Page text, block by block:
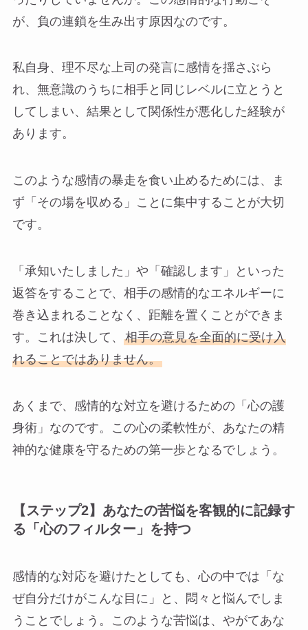
が、負の連鎖を生み出す原因なのです。
私自身、理不尽な上司の発言に感情を揺さぶら
れ、無意識のうちに相手と同じレベルに立とうと
してしまい、結果として関係性が悪化した経験が
あります。
このような感情の暴走を食い止めるためには、ま
ず「その場を収める」ことに集中することが大切
です。
「承知いたしました」や「確認します」といった
返答をすることで、相手の感情的なエネルギーに
巻き込まれることなく、距離を置くことができま
す。これは決して、 相手の意見を全面的に受け入
れることではありません。
あくまで、感情的な対立を避けるための「心の護
身術」なのです。この心の柔軟性が、あなたの精
神的な健康を守るための第一歩となるでしょう。
【ステップ2】あなたの苦悩を客観的に記録す
る「心のフィルター」を持つ
感情的な対応を避けたとしても、心の中では「な
ぜ自分だけがこんな目に」と、悶々と悩んでしま
うことでしょう。このような苦悩は、やがてあな